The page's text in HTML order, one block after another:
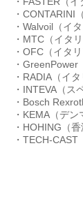
・CONTARINI
・Walvoil（イタ
・MTC（イタリ
・OFC（イタリ
・GreenPower
・RADIA（イタ
・INTEVA（ス
・Bosch
・KEMA（デン
・HOHING（香
・TECH-CAST